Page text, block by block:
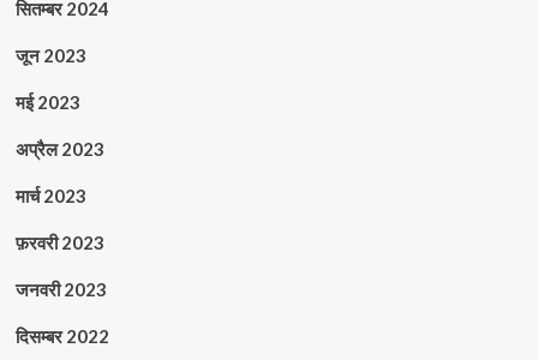
सितम्बर 2024
जून 2023
मई 2023
अप्रैल 2023
मार्च 2023
फ़रवरी 2023
जनवरी 2023
दिसम्बर 2022